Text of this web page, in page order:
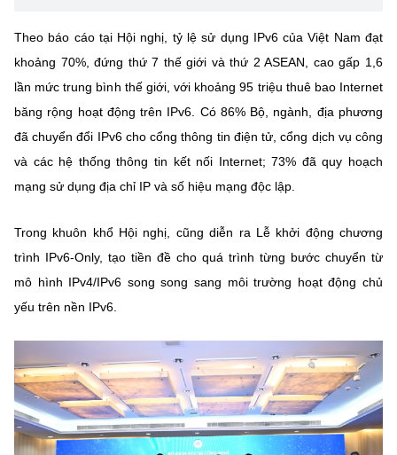
Theo báo cáo tại Hội nghị, tỷ lệ sử dụng IPv6 của Việt Nam đạt
khoảng 70%, đứng thứ 7 thế giới và thứ 2 ASEAN, cao gấp 1,6
lần mức trung bình thế giới, với khoảng 95 triệu thuê bao Internet
băng rộng hoạt động trên IPv6. Có 86% Bộ, ngành, địa phương
đã chuyển đổi IPv6 cho cổng thông tin điện tử, cổng dịch vụ công
và các hệ thống thông tin kết nối Internet; 73% đã quy hoạch
mạng sử dụng địa chỉ IP và số hiệu mạng độc lập.
Trong khuôn khổ Hội nghị, cũng diễn ra Lễ khởi động chương
trình IPv6-Only, tạo tiền đề cho quá trình từng bước chuyển từ
mô hình IPv4/IPv6 song song sang môi trường hoạt động chủ
yếu trên nền IPv6.